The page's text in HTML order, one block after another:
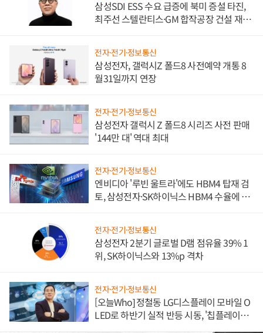
삼성SDI ESS 수요 급증에 북미 증설 타진,
최주선 스텔란티스·GM 합작공장 건설 재추
전자·전기·정보통신
삼성전자, 갤럭시Z 폴드8 사전예약 개통 8
월31일까지 연장
전자·전기·정보통신
삼성전자 갤럭시 Z 폴드8 시리즈 사전 판매
'144만 대' 역대 최대
전자·전기·정보통신
엔비디아 '루빈 울트라'에도 HBM4 탑재 검
토, 삼성전자·SK하이닉스 HBM4 수율에 주
전자·전기·정보통신
삼성전자 2분기 글로벌 D램 점유율 39% 1
위, SK하이닉스와 13%p 격차
전자·전기·정보통신
[오늘Who] 정철동 LG디스플레이 모바일 O
LED로 하반기 실적 반등 시동, '칩플레이